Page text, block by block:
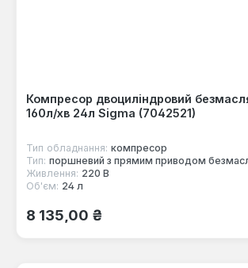
Компресор двоциліндровий
160л/хв 24л Sigma (7042521)
Тип обладнання: компресор
Тип: поршневий з прямим приводом
Живлення: 220 В
Об'єм: 24 л
Звичайна ціна:
8 135,00 ₴